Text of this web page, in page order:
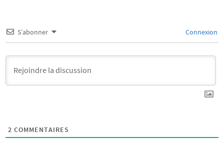
S’abonner Connexion
2 COMMENTAIRES